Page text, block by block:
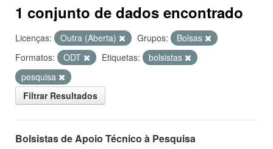
1 conjunto de dados encontrado
Licenças: Outra (Aberta) Grupos:
Bolsas
Formatos:
ODT Etiquetas:
bolsistas
pesquisa
Filtrar Resultados
Bolsistas de Apoio Técnico à Pesquisa